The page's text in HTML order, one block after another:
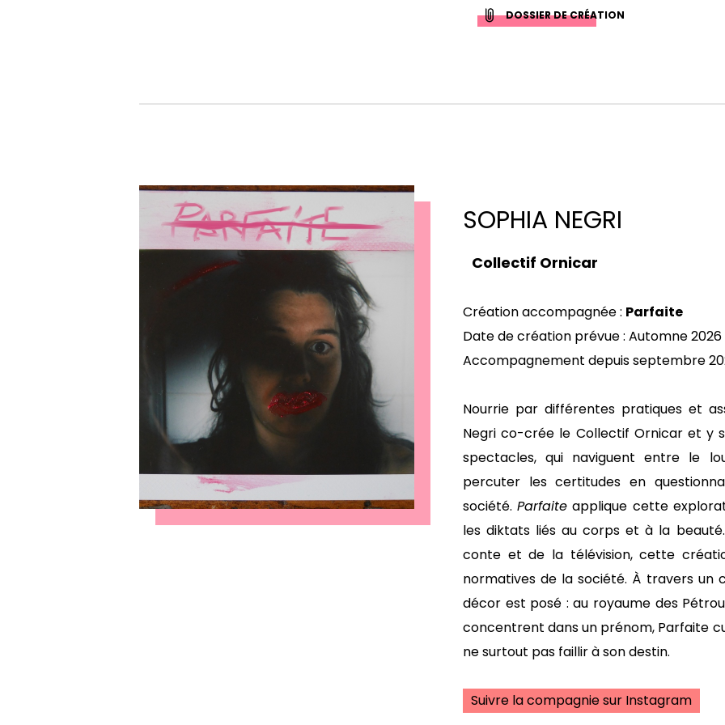
DOSSIER DE CRÉATION
SOPHIA NEGRI
Collectif Ornicar
Création accompagnée : Parfaite
Date de création prévue : Automne 2026
Accompagnement depuis septembre
Nourrie par différentes pratiques et
Negri co-crée le Collectif Ornicar et y
spectacles, qui naviguent entre le
percuter les certitudes en
société.Parfaite applique cette
les diktats liés au corps et à la
conte et de la télévision, cette
normatives de la société. À travers un
décor est posé : au royaume des
concentrent dans un prénom, Parfaite
ne surtout pas faillir à son destin.
Suivre la compagnie sur Instagram